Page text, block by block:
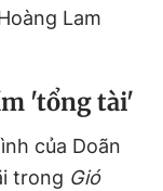
Lam
'tổng tài'
của Doãn
trong Gió